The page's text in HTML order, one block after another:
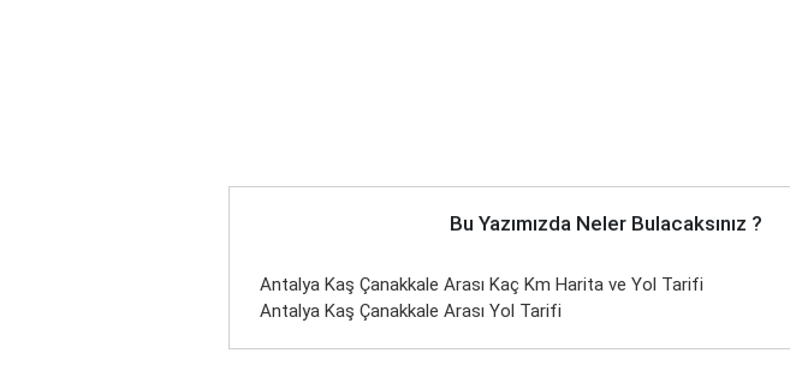
Bu Yazımızda Neler Bulacaksınız ?
Antalya Kaş Çanakkale Arası Kaç Km Harita ve Yol Tarifi
Antalya Kaş Çanakkale Arası Yol Tarifi